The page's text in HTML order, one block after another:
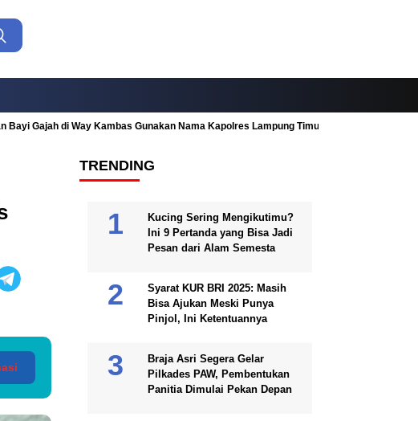
Bayi Gajah di Way Kambas Gunakan Nama Kapolres Lampung Timur
TRENDING
Kucing Sering Mengikutimu?
Ini 9 Pertanda yang Bisa Jadi
Pesan dari Alam Semesta
Syarat KUR BRI 2025: Masih
Bisa Ajukan Meski Punya
Pinjol, Ini Ketentuannya
Braja Asri Segera Gelar
Pilkades PAW, Pembentukan
Panitia Dimulai Pekan Depan